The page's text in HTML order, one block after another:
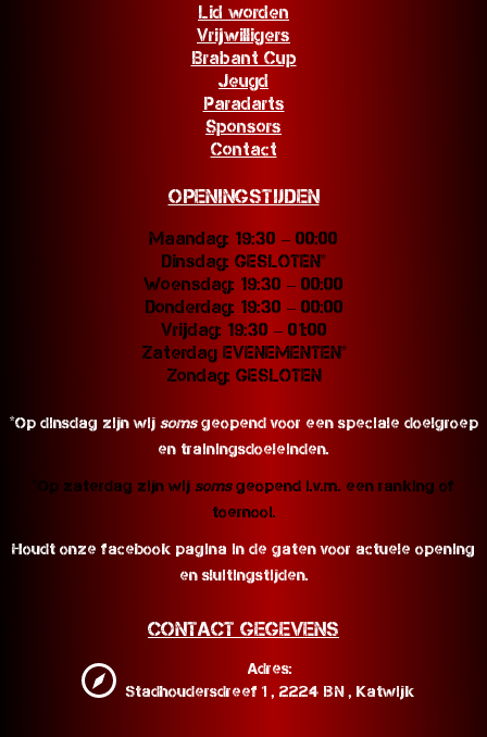
Lid worden
Vrijwilligers
Brabant Cup
Jeugd
Paradarts
Sponsors
Contact
Openingstijden
Maandag: 19:30 – 00:00
Dinsdag: GESLOTEN*
Woensdag: 19:30 – 00:00
Donderdag: 19:30 – 00:00
Vrijdag: 19:30 – 01:00
Zaterdag EVENEMENTEN*
Zondag: GESLOTEN
*Op dinsdag zijn wij somsgeopend voor een speciale doelgroep
en trainingsdoeleinden.
*Op zaterdag zijn wij somsgeopend i.v.m. een ranking of
toernooi.
Houdt onze facebook pagina in de gaten voor actuele opening
en sluitingstijden.
Contact Gegevens
Adres:
Stadhoudersdreef 1 , 2224 BN , Katwijk